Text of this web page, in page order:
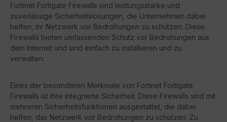
Fortinet Fortigate Firewalls sind leistungsstarke und
zuverlässige Sicherheitslösungen, die Unternehmen dabei
helfen, ihr Netzwerk vor Bedrohungen zu schützen. Diese
Firewalls bieten umfassenden Schutz vor Bedrohungen aus
dem Internet und sind einfach zu installieren und zu
verwalten.
Eines der besonderen Merkmale von Fortinet Fortigate
Firewalls ist ihre integrierte Sicherheit. Diese Firewalls sind mit
mehreren Sicherheitsfunktionen ausgestattet, die dabei
helfen, das Netzwerk vor Bedrohungen zu schützen. Zu